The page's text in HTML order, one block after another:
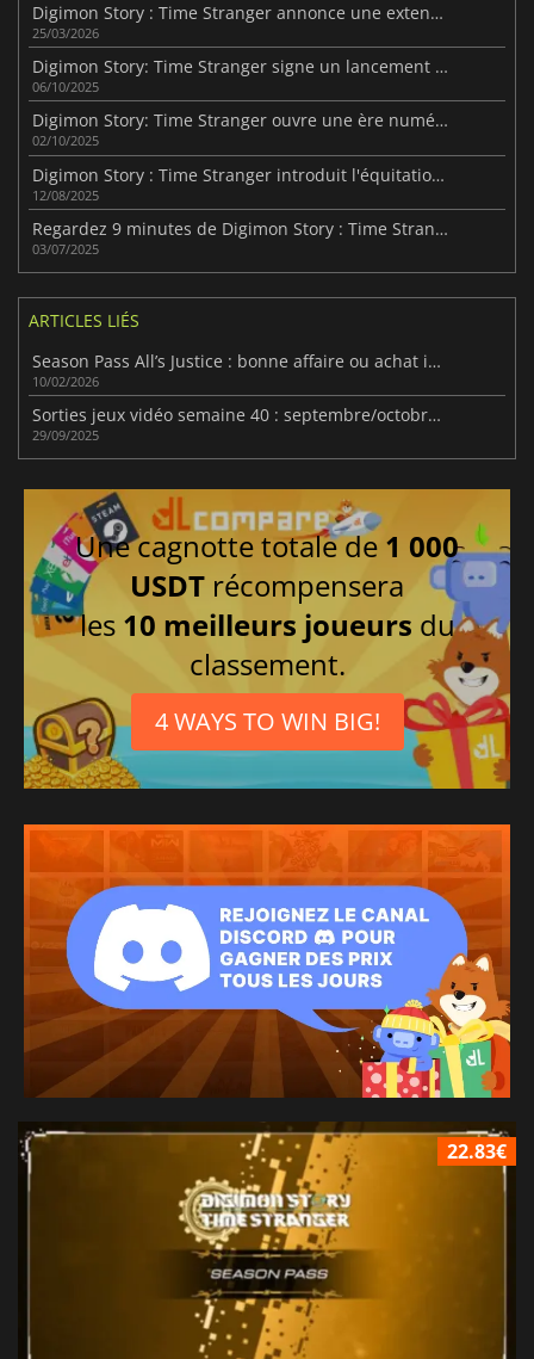
Digimon Story : Time Stranger annonce une extension majeure
25/03/2026
Digimon Story: Time Stranger signe un lancement record sur PC
06/10/2025
Digimon Story: Time Stranger ouvre une ère numérique inédite
02/10/2025
Digimon Story : Time Stranger introduit l'équitation dans la franchise
12/08/2025
Regardez 9 minutes de Digimon Story : Time Stranger
03/07/2025
ARTICLES LIÉS
Season Pass All’s Justice : bonne affaire ou achat inutile ?
10/02/2026
Sorties jeux vidéo semaine 40 : septembre/octobre 2025
29/09/2025
Une cagnotte totale de 1 000
USDT récompensera
les 10 meilleurs joueurs du
classement.
4 WAYS TO WIN BIG!
22.83€